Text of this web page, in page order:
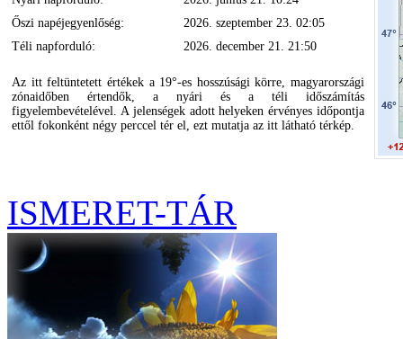
Őszi napéjegyenlőség:
2026. szeptember 23. 02:05
Téli napforduló:
2026. december 21. 21:50
Az itt feltüntetett értékek a 19°-es hosszúsági körre, magyarországi
zónaidőben értendők, a nyári és a téli időszámítás
figyelembevételével. A jelenségek adott helyeken érvényes időpontja
ettől fokonként négy perccel tér el, ezt mutatja az itt látható térkép.
ISMERET-TÁR